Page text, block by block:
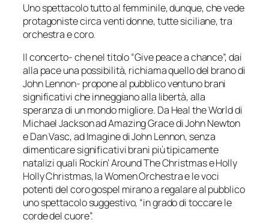
Uno spettacolo tutto al femminile, dunque, che vede
protagoniste circa venti donne, tutte siciliane, tra
orchestra e coro.
Il concerto- che nel titolo “Give peace a chance”, dai
alla pace una possibilità, richiama quello del brano di
John Lennon- propone al pubblico ventuno brani
significativi che inneggiano alla libertà, alla
speranza di un mondo migliore. Da Heal the World di
Michael Jackson ad Amazing Grace di John Newton
e Dan Vasc, ad Imagine di John Lennon, senza
dimenticare significativi brani più tipicamente
natalizi quali Rockin’ Around The Christmas e Holly
Holly Christmas, la Women Orchestra e le voci
potenti del coro gospel mirano a regalare al pubblico
uno spettacolo suggestivo, “in grado di toccare le
corde del cuore”.